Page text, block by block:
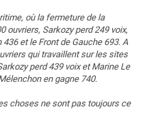
où la fermeture de la
ouvriers, Sarkozy perd 249 voix,
et le Front de Gauche 693. A
qui travaillent sur les sites
perd 439 voix et Marine Le
en gagne 740.
choses ne sont pas toujours ce